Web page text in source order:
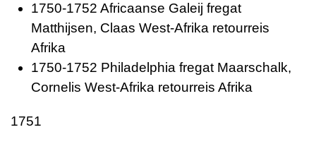
1750-1752 Africaanse Galeij fregat
Matthijsen, Claas West-Afrika retourreis
Afrika
1750-1752 Philadelphia fregat Maarschalk,
Cornelis West-Afrika retourreis Afrika
1751